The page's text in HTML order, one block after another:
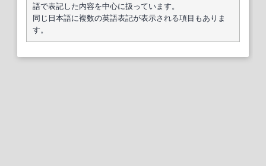
語で表記した内容を中心に扱っています。
同じ日本語に複数の英語表記が表示される項目もありま
す。